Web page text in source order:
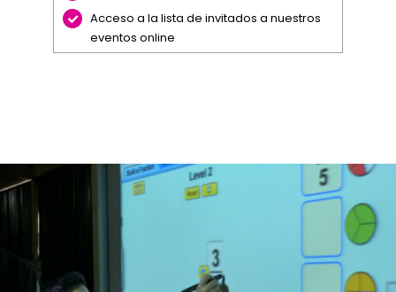
Acceso a la lista de invitados a nuestros
eventos online